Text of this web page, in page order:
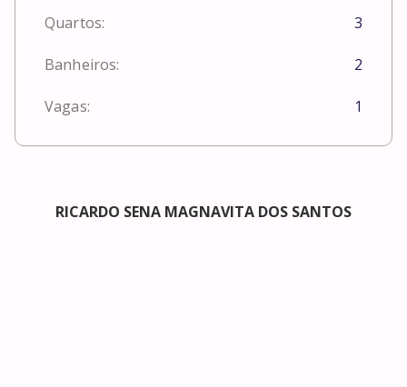
Quartos: 3
Banheiros: 2
Vagas: 1
RICARDO SENA MAGNAVITA DOS SANTOS